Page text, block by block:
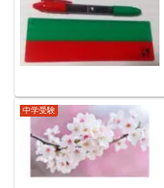
中学受験